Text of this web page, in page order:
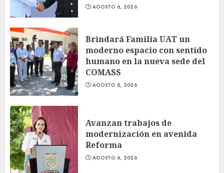
AGOSTO 6, 2026
Brindará Familia UAT un
moderno espacio con sentido
humano en la nueva sede del
COMASS
AGOSTO 6, 2026
Avanzan trabajos de
modernización en avenida
Reforma
AGOSTO 6, 2026